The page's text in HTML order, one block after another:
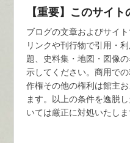
【重要】このサイ
ブログの文章およびサイ
リンクや刊行物で引用・
題、史料集・地図・図像
示してください。商用で
作権その他の権利は館主
ます。以上の条件を逸脱
いては厳正に対処いたしま